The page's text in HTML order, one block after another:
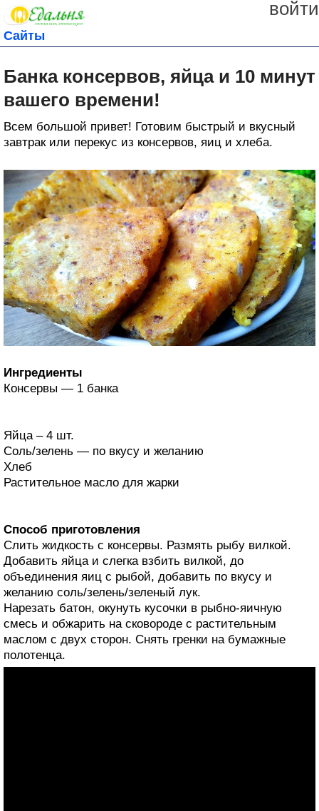
войти
Сайты
Банка консервов, яйца и 10 минут
вашего времени!
Всем большой привет! Готовим быстрый и вкусный
завтрак или перекус из консервов, яиц и хлеба.
Ингредиенты
Консервы — 1 банка
Яйца – 4 шт.
Соль/зелень — по вкусу и желанию
Хлеб
Растительное масло для жарки
Способ приготовления
Слить жидкость с консервы. Размять рыбу вилкой.
Добавить яйца и слегка взбить вилкой, до
объединения яиц с рыбой, добавить по вкусу и
желанию соль/зелень/зеленый лук.
Нарезать батон, окунуть кусочки в рыбно-яичную
смесь и обжарить на сковороде с растительным
маслом с двух сторон. Снять гренки на бумажные
полотенца.